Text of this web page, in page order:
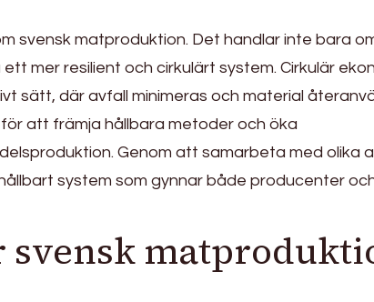
svensk matproduktion. Det handlar inte bara
mer resilient och cirkulärt system. Cirkulär
sätt, där avfall minimeras och material
att främja hållbara metoder och öka
Genom att samarbeta med olika
system som gynnar både producenter